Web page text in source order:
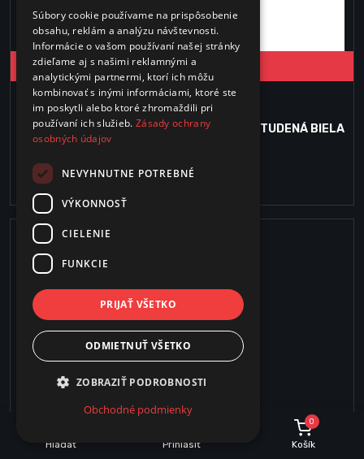
Hľadať Prihlásiť
0
Košík
Vložiť do košika
Na externom sklade
Kód produktu : 6076
LED ŽIAROVKA C37 - E14 - 3W - 270 LM - STUDENÁ BIELA
1.45€
Súbory cookie používame na prispôsobenie
obsahu, reklám a analýzu návštevnosti.
Informácie o vašom používaní našej stránky
zdieľame aj s našimi reklamnými a
analytickými partnermi, ktorí ich môžu
kombinovať s inými informáciami, ktoré ste
im poskytli alebo ktoré zhromaždili pri
používaní ich služieb. Zásady ochrany
osobných údajov
NEVYHNUTNE POTREBNÉ
VÝKONNOSŤ
CIELENIE
FUNKCIE
PRIJAŤ VŠETKO
ODMIETNUŤ VŠETKO
ZOBRAZIŤ PODROBNOSTI
Obchodné podmienky